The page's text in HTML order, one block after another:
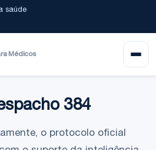
saúde
Médicos
384
o protocolo oficial